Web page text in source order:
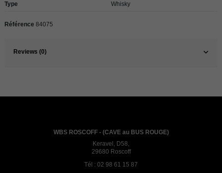
Type Whisky
Référence 84075
Reviews (0)
WBS ROSCOFF - (CAVE au BUS ROUGE)
Keravel, D58,
29680 Roscoff
Tél : 02 98 61 15 87